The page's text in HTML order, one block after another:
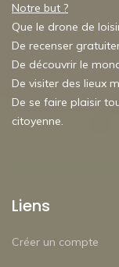
Notre but ?
Que le drone de
De recenser
De découvrir le
De visiter des lieux
De se faire plaisir
citoyenne.
Liens
Créer un compte